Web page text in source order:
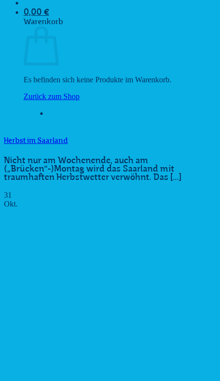
0,00 €
Warenkorb
Es befinden sich keine Produkte im Warenkorb.
Zurück zum Shop
Herbst im Saarland
Nicht nur am Wochenende, auch am
(„Brücken“-)Montag wird das Saarland mit
traumhaften Herbstwetter verwöhnt. Das [...]
31
Okt.